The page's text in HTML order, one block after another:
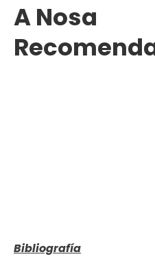
A Nosa
Bibliografía